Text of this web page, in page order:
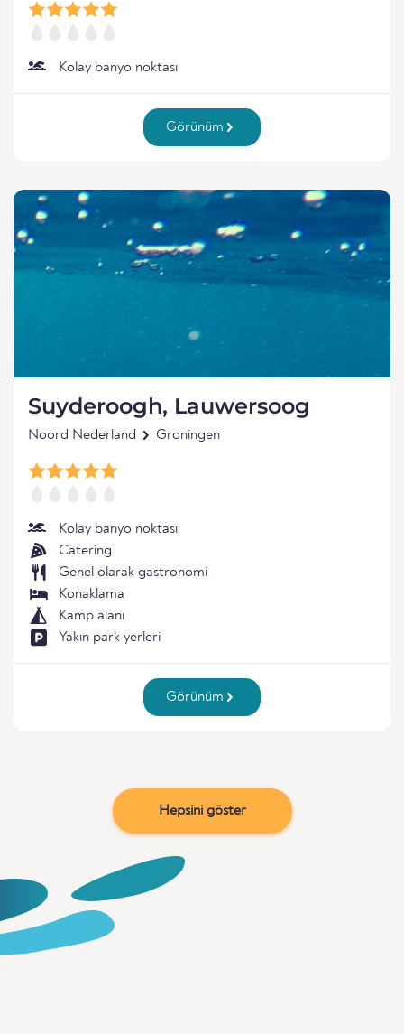
Kolay banyo noktası
Görünüm
Suyderoogh, Lauwersoog
Noord Nederland Groningen
Kolay banyo noktası
Catering
Genel olarak gastronomi
Konaklama
Kamp alanı
Yakın park yerleri
Görünüm
Hepsini göster